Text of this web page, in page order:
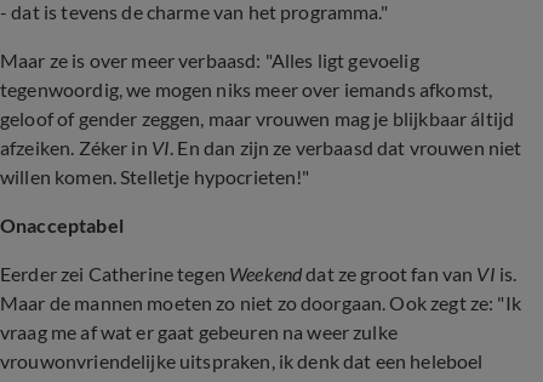
- dat is tevens de charme van het programma."
Maar ze is over meer verbaasd: "Alles ligt gevoelig
tegenwoordig, we mogen niks meer over iemands afkomst,
geloof of gender zeggen, maar vrouwen mag je blijkbaar áltijd
afzeiken. Zéker in VI. En dan zijn ze verbaasd dat vrouwen niet
willen komen. Stelletje hypocrieten!"
Onacceptabel
Eerder zei Catherine tegen Weekenddat ze groot fan van VI is.
Maar de mannen moeten zo niet zo doorgaan. Ook zegt ze: "Ik
vraag me af wat er gaat gebeuren na weer zulke
vrouwonvriendelijke uitspraken, ik denk dat een heleboel